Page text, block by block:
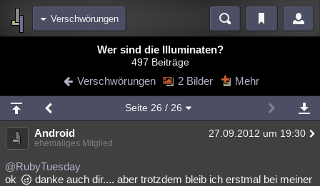
Verschwörungen
Blogs Videos
Chat Wiki Neuigkeiten
meine Rubriken
Menschen Mystery Kriminalfälle
Spiritualität
Wer sind die Illuminaten?
497 Beiträge
Verschwörungen 2 Bilder Mehr
Seite 26 / 26
Android 27.09.2012 um 19:30
ehemaliges Mitglied
@RubyTuesday
ok
danke auch dir.... aber trotzdem bleib ich erstmal bei meiner